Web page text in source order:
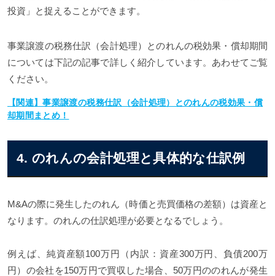
投資」と捉えることができます。
事業譲渡の税務仕訳（会計処理）とのれんの税効果・償却期間
については下記の記事で詳しく紹介しています。あわせてご覧
ください。
【関連】事業譲渡の税務仕訳（会計処理）とのれんの税効果・償
却期間まとめ！
4. のれんの会計処理と具体的な仕訳例
M&Aの際に発生したのれん（時価と売買価格の差額）は資産と
なります。のれんの仕訳処理が必要となるでしょう。
例えば、純資産額100万円（内訳：資産300万円、負債200万
円）の会社を150万円で買収した場合、50万円ののれんが発生